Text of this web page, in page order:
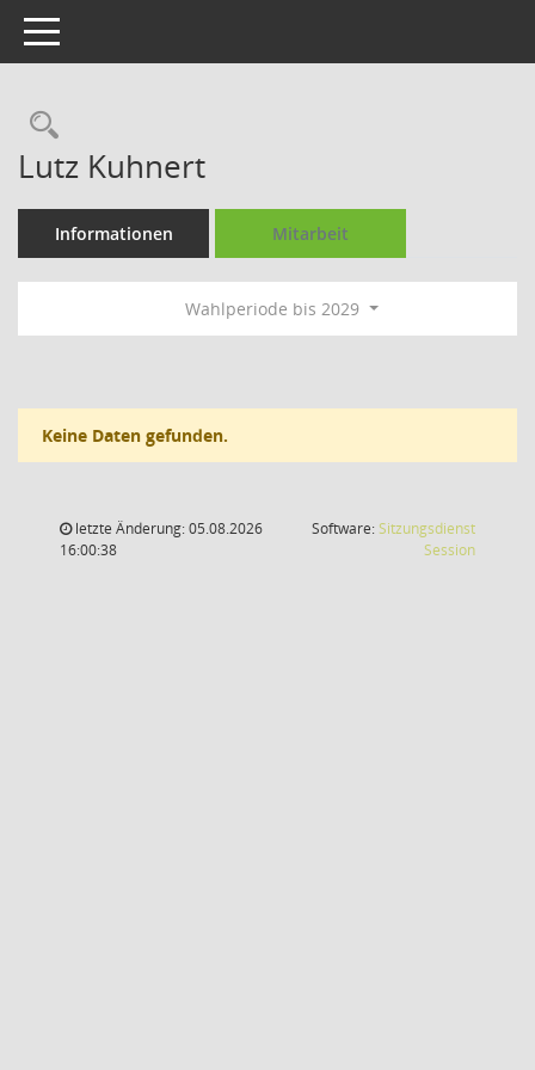
Toggle navigation
Rechercheauswahl
Lutz Kuhnert
Informationen Mitarbeit
Wahlperiode bis 2029
Keine Daten gefunden.
letzte Änderung: 05.08.2026
16:00:38
Software:Sitzungsdienst
Session(Wird in